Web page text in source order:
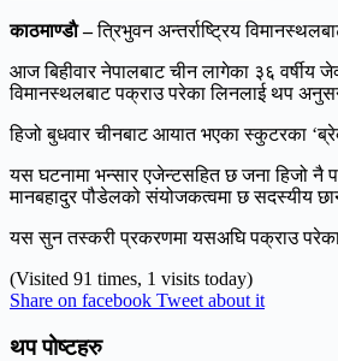
काठमाण्डाै –त्रिभुवन अन्तर्राष्ट्रिय
आज बिहीवार नेपालबाट चीन लागेका ३६
विमानस्थलबाट पक्राउ परेका लिनलाई थप
हिजो बुधवार चीनबाट आयात भएका स्कुटरका
यस घटनामा भन्सार एजेन्टसहित छ जना हिजो नै
मानबहादुर पौडेलको संयोजकत्वमा छ सदस्यीय
यस सुन तस्करी प्रकरणमा यसअघि पक्राउ
(Visited 91 times, 1 visits today)
Share on facebook Tweet about it
थप पोष्टहरु